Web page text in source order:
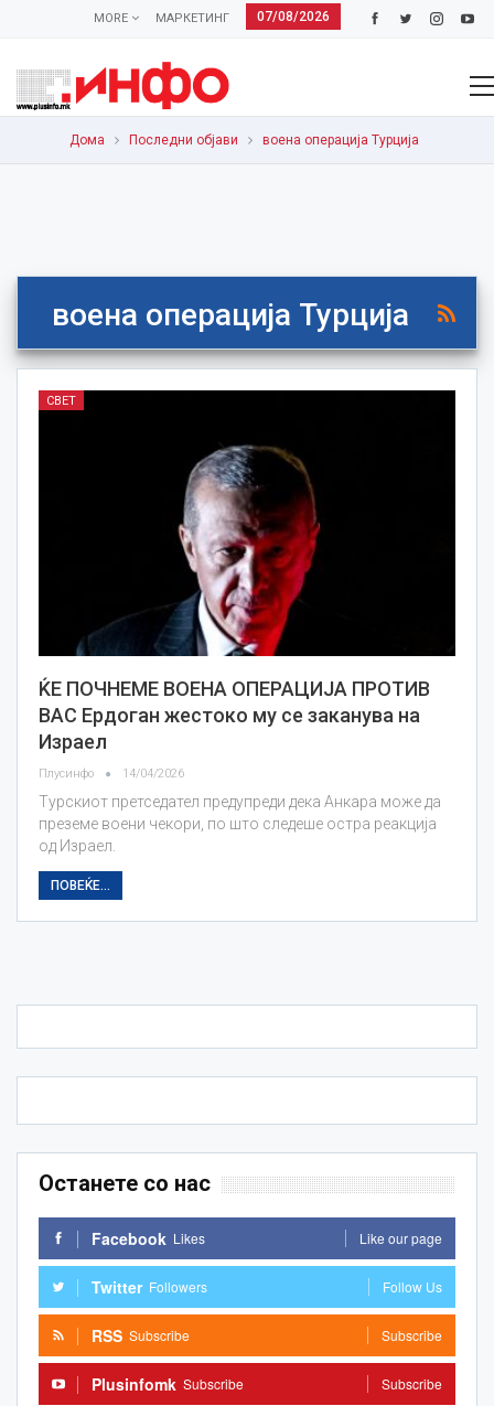
07/08/2026
МАРКЕТИНГ
MORE
Дома Последни објави воена операција Турција
воена операција Турција
СВЕТ
ЌЕ ПОЧНЕМЕ ВОЕНА ОПЕРАЦИЈА ПРОТИВ
ВАС Ердоган жестоко му се заканува на
Израел
Плусинфо 14/04/2026
Турскиот претседател предупреди дека Анкара може да
преземе воени чекори, по што следеше остра реакција
од Израел.
ПОВЕЌЕ...
Останете со нас
Facebook Likes Like our page
Twitter Followers Follow Us
RSS Subscribe Subscribe
Plusinfomk Subscribe Subscribe